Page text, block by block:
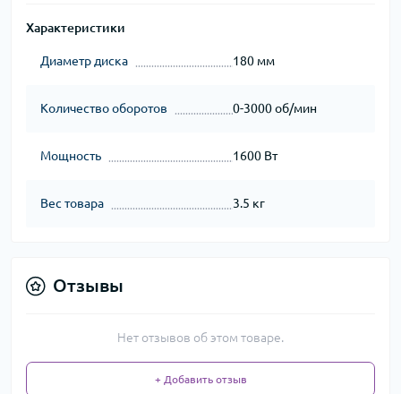
Характеристики
Диаметр диска 180 мм
Количество оборотов 0-3000 об/мин
Мощность 1600 Вт
Вес товара 3.5 кг
Отзывы
Нет отзывов об этом товаре.
+ Добавить отзыв